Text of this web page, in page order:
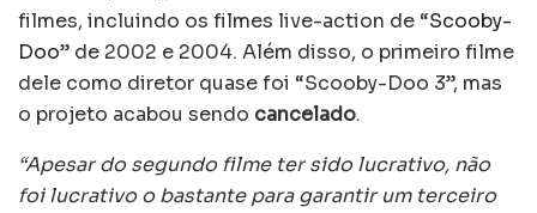
filmes, incluindo os filmes live-action de “Scooby-
Doo” de 2002 e 2004. Além disso, o primeiro filme
dele como diretor quase foi “Scooby-Doo 3”, mas
o projeto acabou sendo cancelado.
“Apesar do segundo filme ter sido lucrativo, não
foi lucrativo o bastante para garantir um terceiro